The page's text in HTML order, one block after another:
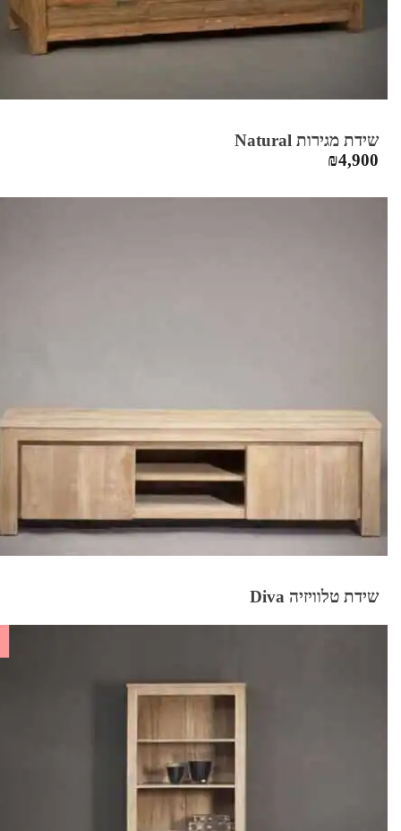
שידת מגירות Natural
₪4,900
שידת טלוויזיה Diva